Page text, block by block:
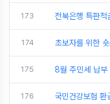
173 전북은행 특판
174 초보자를 위한
175 8월 주민세 납부
176 국민건강보험